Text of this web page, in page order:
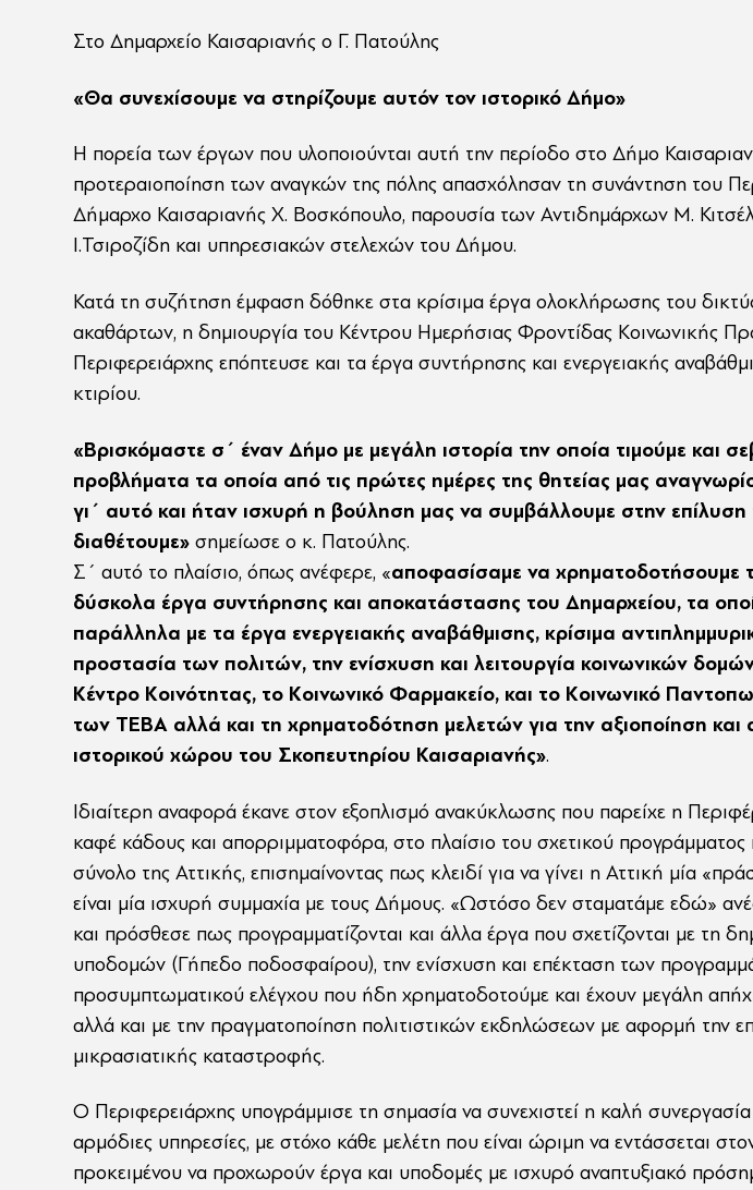
Στο Δημαρχείο Καισαριανής ο Γ. Πατούλης
«Θα συνεχίσουμε να στηρίζουμε αυτόν τον ιστορικό Δήμο»
Η πορεία των έργων που υλοποιούνται αυτή την περίοδο στο Δήμο
προτεραιοποίηση των αναγκών της πόλης απασχόλησαν τη συνάντηση του
Δήμαρχο Καισαριανής Χ. Βοσκόπουλο, παρουσία των Αντιδημάρχων Μ.
Ι.Τσιροζίδη και υπηρεσιακών στελεχών του Δήμου.
Κατά τη συζήτηση έμφαση δόθηκε στα κρίσιμα έργα ολοκλήρωσης του
ακαθάρτων, η δημιουργία του Κέντρου Ημερήσιας Φροντίδας Κοινωνικής
Περιφερειάρχης επόπτευσε και τα έργα συντήρησης και ενεργειακής
κτιρίου.
«Βρισκόμαστε σ΄ έναν Δήμο με μεγάλη ιστορία την οποία τιμούμε και
προβλήματα τα οποία από τις πρώτες ημέρες της θητείας μας
γι΄ αυτό και ήταν ισχυρή η βούληση μας να συμβάλλουμε στην
διαθέτουμε»σημείωσε ο κ. Πατούλης.
Σ΄ αυτό το πλαίσιο, όπως ανέφερε, «αποφασίσαμε να χρηματοδοτήσουμε
δύσκολα έργα συντήρησης και αποκατάστασης του Δημαρχείου, τα
παράλληλα με τα έργα ενεργειακής αναβάθμισης, κρίσιμα
προστασία των πολιτών, την ενίσχυση και λειτουργία κοινωνικών
Κέντρο Κοινότητας, το Κοινωνικό Φαρμακείο, και το Κοινωνικό
των ΤΕΒΑ αλλά και τη χρηματοδότηση μελετών για την αξιοποίηση και
ιστορικού χώρου του Σκοπευτηρίου Καισαριανής».
Ιδιαίτερη αναφορά έκανε στον εξοπλισμό ανακύκλωσης που παρείχε η
καφέ κάδους και απορριμματοφόρα, στο πλαίσιο του σχετικού προγράμματος
σύνολο της Αττικής, επισημαίνοντας πως κλειδί για να γίνει η Αττική μία
είναι μία ισχυρή συμμαχία με τους Δήμους. «Ωστόσο δεν σταματάμε εδώ»
και πρόσθεσε πως προγραμματίζονται και άλλα έργα που σχετίζονται με τη
υποδομών (Γήπεδο ποδοσφαίρου), την ενίσχυση και επέκταση των
προσυμπτωματικού ελέγχου που ήδη χρηματοδοτούμε και έχουν μεγάλη
αλλά και με την πραγματοποίηση πολιτιστικών εκδηλώσεων με αφορμή την
μικρασιατικής καταστροφής.
Ο Περιφερειάρχης υπογράμμισε τη σημασία να συνεχιστεί η καλή
αρμόδιες υπηρεσίες, με στόχο κάθε μελέτη που είναι ώριμη να εντάσσεται
προκειμένου να προχωρούν έργα και υποδομές με ισχυρό αναπτυξιακό